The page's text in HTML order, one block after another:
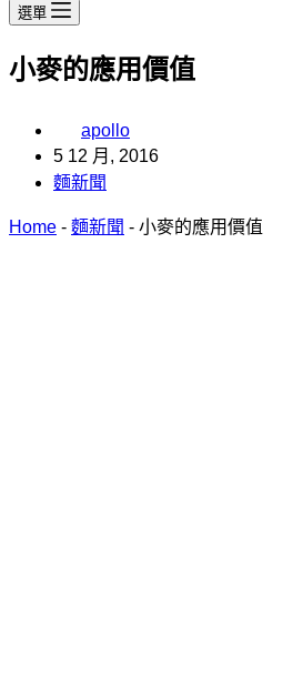
選單
小麥的應用價值
apollo
5 12 月, 2016
麵新聞
Home - 麵新聞 - 小麥的應用價值